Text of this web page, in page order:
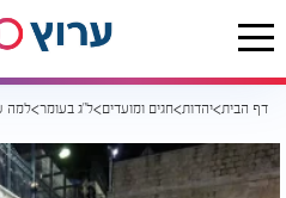
דף הבית יהדות חגים ומועדים ל"ג בעומר